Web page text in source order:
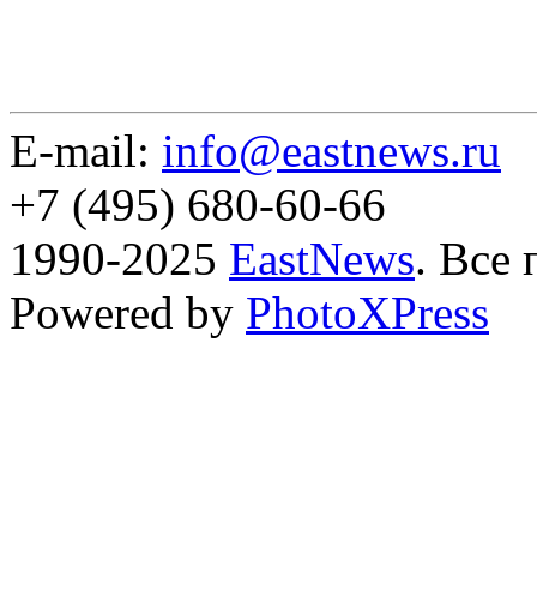
E-mail: info@eastnews.ru
+7 (495) 680-60-66
1990-2025 EastNews. Все
Powered by PhotoXPress